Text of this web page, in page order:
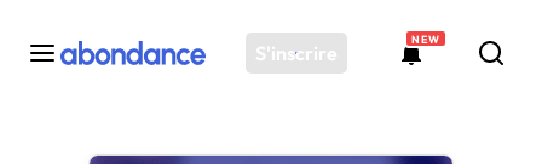
S'inscrire
NEW
Toutes les actus